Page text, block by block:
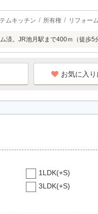
ムキッチン 所有権 リフォー
済。JR池月駅まで400ｍ（徒歩5
お気に入り
1LDK(+S)
3LDK(+S)